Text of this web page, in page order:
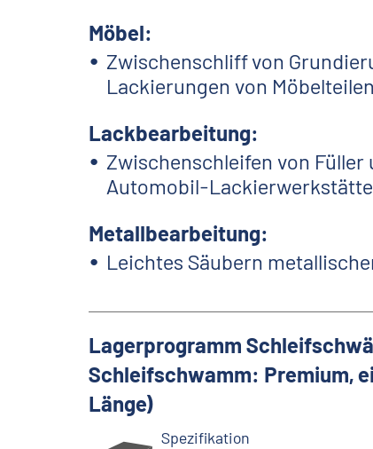
Möbel:
Zwischenschliff von
Lackierungen von Möbelteilen
Lackbearbeitung:
Zwischenschleifen von Füller
Automobil-
Metallbearbeitung:
Leichtes Säubern
Lagerprogramm
Schleifschwamm: Premium,
Länge)
Spezifikation